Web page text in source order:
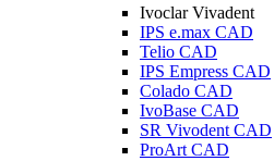
Ivoclar Vivadent
IPS e.max CAD
Telio CAD
IPS Empress CAD
Colado CAD
IvoBase CAD
SR Vivodent CAD
ProArt CAD